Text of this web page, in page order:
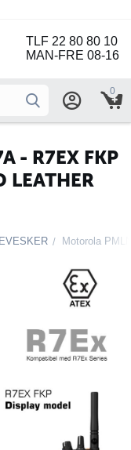
TLF 22 80 80 10
MAN-FRE 08-16
0
- R7EX FKP
LEATHER
/